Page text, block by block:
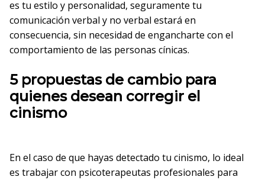
es tu estilo y personalidad, seguramente tu
comunicación verbal y no verbal estará en
consecuencia, sin necesidad de engancharte con el
comportamiento de las personas cínicas.
5 propuestas de cambio para
quienes desean corregir el
cinismo
En el caso de que hayas detectado tu cinismo, lo ideal
es trabajar con psicoterapeutas profesionales para